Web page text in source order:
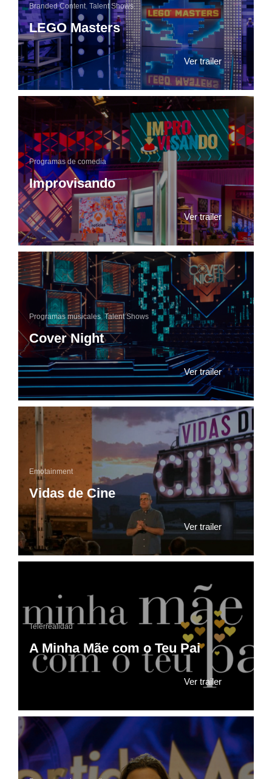
LEGO Masters
Branded Content, Talent Shows
Ver trailer
Improvisando
Programas de comedia
Ver trailer
Cover Night
Programas musicales,Talent Shows
Ver trailer
Vidas de Cine
Emotainment
Ver trailer
A Minha Mãe com o Teu Pai
Telerrealidad
Ver trailer